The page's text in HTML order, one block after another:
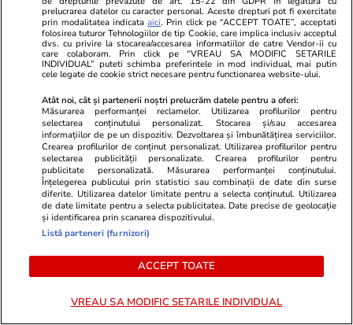
vijelii în București: ANM anunță
temperaturi de 38 de grade și
furtuni până pe 9 august
Știri România 10:56
Ploi torențiale, grindină și vijelii
în 34 de județe și București.
Harta zonelor care rămân sub
alertă de căldură extremă până
vineri dimineață
prelucrarea datelor cu caracter personal. Aceste drepturi pot fi exercitate
prin modalitatea indicataaici. Prin click pe “ACCEPT TOATE”, acceptati
folosirea tuturor Tehnologiilor de tip Cookie, care implica inclusiv acceptul
dvs. cu privire la stocarea/accesarea informatiilor de catre Vendor-ii cu
care colaboram. Prin click pe “VREAU SA MODIFIC SETARILE
INDIVIDUAL” puteti schimba preferintele in mod individual, mai putin
cele legate de cookie strict necesare pentru functionarea website-ului.
Atât noi, cât și partenerii noștri prelucrăm datele pentru a oferi:
Măsurarea performanței reclamelor. Utilizarea profilurilor pentru
selectarea conținutului personalizat. Stocarea și/sau accesarea
informațiilor de pe un dispozitiv. Dezvoltarea și îmbunătățirea serviciilor.
Crearea profilurilor de conținut personalizat. Utilizarea profilurilor pentru
selectarea publicității personalizate. Crearea profilurilor pentru
publicitate personalizată. Măsurarea performanței conținutului.
Înțelegerea publicului prin statistici sau combinații de date din surse
diferite. Utilizarea datelor limitate pentru a selecta conținutul. Utilizarea
de date limitate pentru a selecta publicitatea. Date precise de geolocație
și identificarea prin scanarea dispozitivului.
Listă parteneri (furnizori)
ACCEPT TOATE
VREAU SA MODIFIC SETARILE INDIVIDUAL